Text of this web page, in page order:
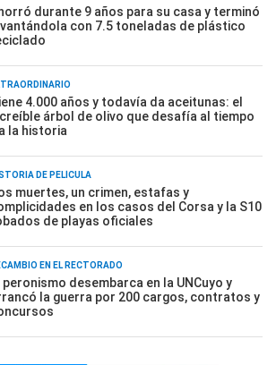
durante 9 años para su casa y terminó
con 7.5 toneladas de plástico
4.000 años y todavía da aceitunas: el
árbol de olivo que desafía al tiempo
la historia
DE PELÍCULA
muertes, un crimen, estafas y
en los casos del Corsa y la S10
de playas oficiales
EN EL RECTORADO
peronismo desembarca en la UNCuyo y
la guerra por 200 cargos, contratos y